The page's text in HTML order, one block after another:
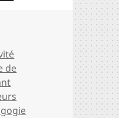
de